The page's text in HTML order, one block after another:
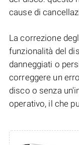
cause di
La correzione
funzionalità del
danneggiati o
correggere un
disco o senza
operativo, il che